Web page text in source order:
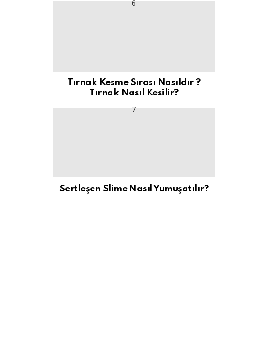
Tırnak Kesme Sırası Nasıldır ?
Tırnak Nasıl Kesilir?
Sertleşen Slime Nasıl Yumuşatılır?